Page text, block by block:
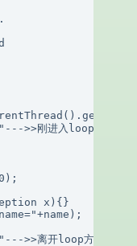
>>刚进入loop方法");
x){}
>>离开loop方法");